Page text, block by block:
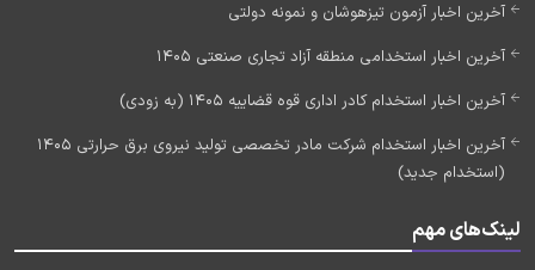
آخرین اخبار آزمون تیزهوشان و نمونه دولتی
آخرین اخبار استخدامی منطقه آزاد تجاری صنعتی 1405
آخرین اخبار استخدام کادر اداری قوه قضاییه 1405 (به زودی)
آخرین اخبار استخدام شرکت مادر تخصصی تولید نیروی برق حرارتی 1405
(استخدام جدید)
لینک‌های مهم